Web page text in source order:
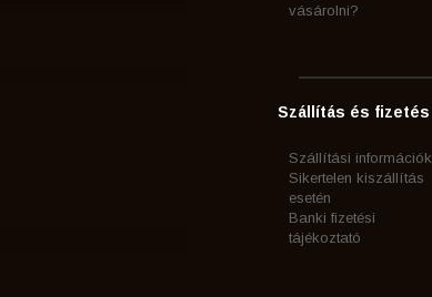
vásárolni?
Szállítás és fizetés
Szállítási információk
Sikertelen kiszállítás
esetén
Banki fizetési
tájékoztató